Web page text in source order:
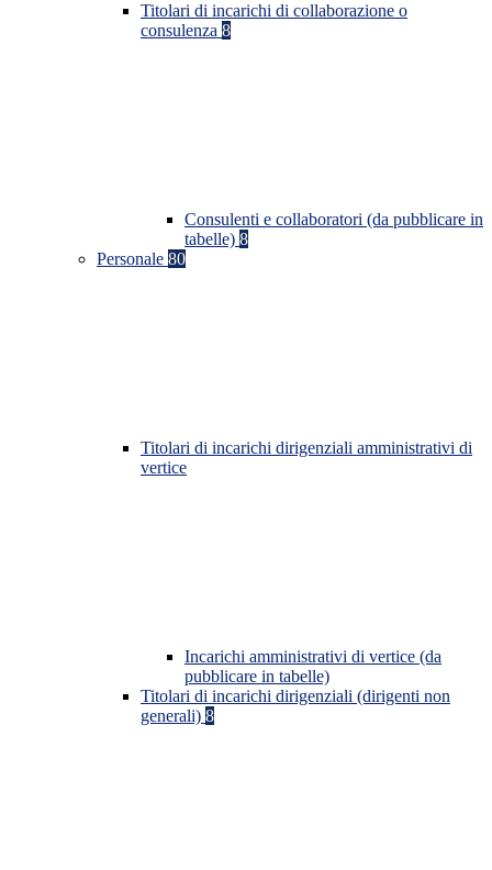
Titolari di incarichi di collaborazione o
consulenza 8
Consulenti e collaboratori (da pubblicare in
tabelle) 8
Personale 80
Titolari di incarichi dirigenziali amministrativi di
vertice
Incarichi amministrativi di vertice (da
pubblicare in tabelle)
Titolari di incarichi dirigenziali (dirigenti non
generali) 8